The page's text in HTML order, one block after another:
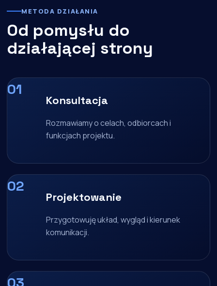
METODA DZIAŁANIA
Od pomysłu do
działającej strony
Konsultacja
Rozmawiamy o celach, odbiorcach i
funkcjach projektu.
Projektowanie
Przygotowuję układ, wygląd i kierunek
komunikacji.